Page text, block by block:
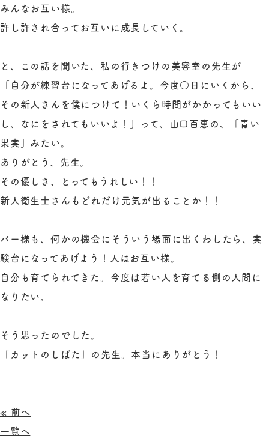
みんなお互い様。
許し許され合ってお互いに成長していく。
と、この話を聞いた、私の行きつけの美容室の先生が
「自分が練習台になってあげるよ。今度○日にいくから、
その新人さんを僕につけて！いくら時間がかかってもいい
し、なにをされてもいいよ！」って、山口百恵の、「青い
果実」みたい。
ありがとう、先生。
その優しさ、とってもうれしい！！
新人衛生士さんもどれだけ元気が出ることか！！
バー様も、何かの機会にそういう場面に出くわしたら、実
験台になってあげよう！人はお互い様。
自分も育てられてきた。今度は若い人を育てる側の人間に
なりたい。
そう思ったのでした。
「カットのしばた」の先生。本当にありがとう！
« 前へ
一覧へ